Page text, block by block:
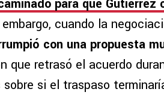
para que Gutiérrez
cuando la
con una propuesta
que retrasó el acuerdo
si el traspaso